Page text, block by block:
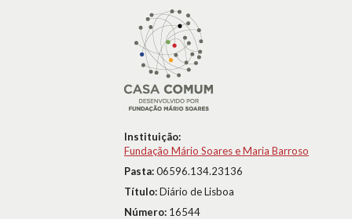
Instituição:
Fundação Mário Soares e Maria Barroso
Pasta:06596.134.23136
Título:Diário de Lisboa
Número: 16544